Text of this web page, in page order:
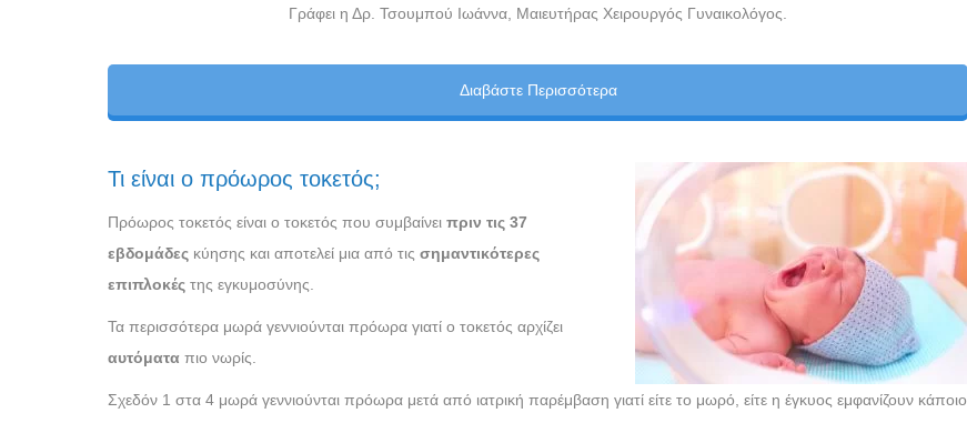
Γράφει η Δρ. Τσουμπού Ιωάννα, Μαιευτήρας Χειρουργός Γυναικολόγος.
Διαβάστε Περισσότερα
Τι είναι ο πρόωρος τοκετός;
Πρόωρος τοκετός είναι ο τοκετός που συμβαίνει πριν τις 37
εβδομάδες κύησης και αποτελεί μια από τις σημαντικότερες
επιπλοκές της εγκυμοσύνης.
Τα περισσότερα μωρά γεννιούνται πρόωρα γιατί ο τοκετός αρχίζει
αυτόματα πιο νωρίς.
Σχεδόν 1 στα 4 μωρά γεννιούνται πρόωρα μετά από ιατρική παρέμβαση γιατί είτε το μωρό, είτε η έγκυος εμφανίζουν κάποιο